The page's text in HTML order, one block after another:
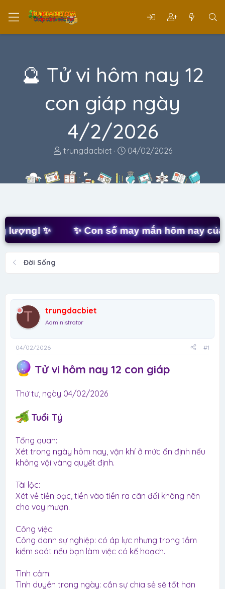
🔮 Tử vi hôm nay 12
con giáp ngày
4/2/2026
T
r
e
s
r
trungdacbiet
N
à
y
i
04/02/2026
✨ ✨ Con số may mắn hôm nay của
Đời Sống
T trungdacbiet
Administrator
04/02/2026 #1
Tử vi hôm nay 12 con giáp
Thứ tư, ngày 04/02/2026
Tuổi Tý
Tổng quan:
Xét trong ngày hôm nay, vận khí ở mức ổn định nếu
không vội vàng quyết định.
Tài lộc:
Xét về tiền bạc, tiền vào tiền ra cân đối không nên
cho vay mượn.
Công việc:
Công danh sự nghiệp: có áp lực nhưng trong tầm
kiểm soát nếu bạn làm việc có kế hoạch.
Tình cảm:
Tình duyên trong ngày: cần sự chia sẻ sẽ tốt hơn